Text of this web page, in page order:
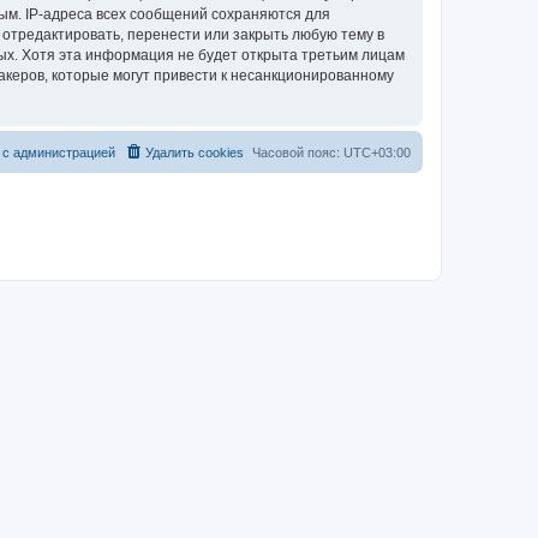
IP-адреса всех сообщений сохраняются для
перенести или закрыть любую тему в
Хотя эта информация не будет открыта третьим лицам
которые могут привести к несанкционированному
Часовой пояс: UTC+03:00
Удалить cookies
администрацией